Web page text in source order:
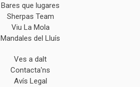
Bares que lugares
Sherpas Team
Viu La Mola
Mandales del Lluís
Ves a dalt
Contacta'ns
Avís Legal